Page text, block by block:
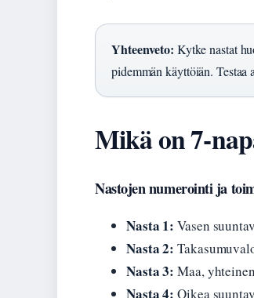
Yhteenveto: Kytke nastat
pidemmän käyttöiän. Testaa
Mikä on 7-
Nastojen numerointi ja
Nasta 1: Vasen
Nasta 2:
Nasta 3: Maa,
Nasta 4: Oikea